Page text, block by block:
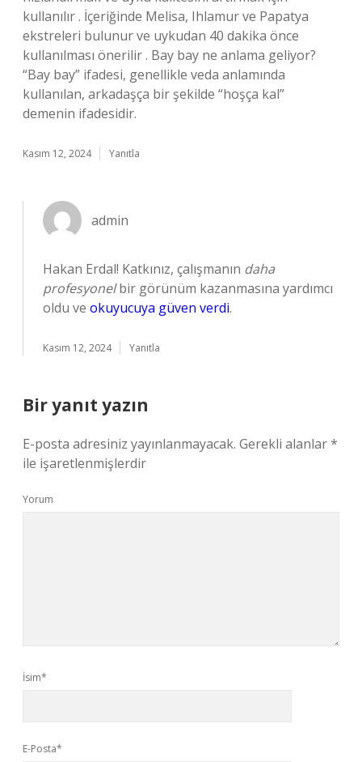
kullanılır . İçeriğinde Melisa, Ihlamur ve Papatya
ekstreleri bulunur ve uykudan 40 dakika önce
kullanılması önerilir . Bay bay ne anlama geliyor?
“Bay bay” ifadesi, genellikle veda anlamında
kullanılan, arkadaşça bir şekilde “hoşça kal”
demenin ifadesidir.
Kasım 12, 2024 Yanıtla
admin
Hakan Erdal! Katkınız, çalışmanın daha
profesyonelbir görünüm kazanmasına yardımcı
oldu ve okuyucuya güven verdi.
Kasım 12, 2024 Yanıtla
Bir yanıt yazın
E-posta adresiniz yayınlanmayacak. Gerekli alanlar*
ile işaretlenmişlerdir
Yorum
İsim*
E-Posta*